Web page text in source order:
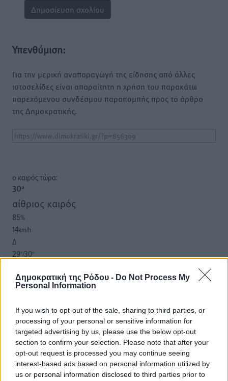
Δημοκρατική της Ρόδου - Do Not Process My
Personal Information
If you wish to opt-out of the sale, sharing to third parties, or
processing of your personal or sensitive information for
targeted advertising by us, please use the below opt-out
section to confirm your selection. Please note that after your
opt-out request is processed you may continue seeing
interest-based ads based on personal information utilized by
us or personal information disclosed to third parties prior to
Υπενθύμιση:
Για την μερική αναπαραγωγή της είδησης από άλλες
ιστοσελίδες είναι απαραίτητη η χρήση του παρακάτω
παρεχόμενου συνδέσμου παραπομπής προς το άρθρο
της Δημοκρατικής.
o καιρός τώρα:
30°
αίθριος καιρός
85%
14km/h
Δ
29°/30°
20:07
πρόγνωση:
ΣΑ
30
ΚΥ
29°
ΔΕ
29°